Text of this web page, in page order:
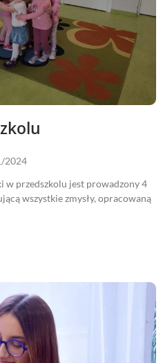
2024
w przedszkolu jest prowadzony 4
wszystkie zmysły, opracowaną